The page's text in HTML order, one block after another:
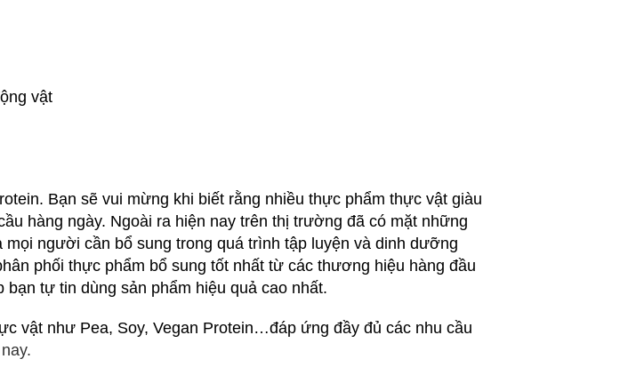
vật
Bạn sẽ vui mừng khi biết rằng nhiều thực phẩm thực vật giàu
hàng ngày. Ngoài ra hiện nay trên thị trường đã có mặt những
người cần bổ sung trong quá trình tập luyện và dinh dưỡng
phối thực phẩm bổ sung tốt nhất từ các thương hiệu hàng đầu
tự tin dùng sản phẩm hiệu quả cao nhất.
vật như Pea, Soy, Vegan Protein…đáp ứng đầy đủ các nhu cầu